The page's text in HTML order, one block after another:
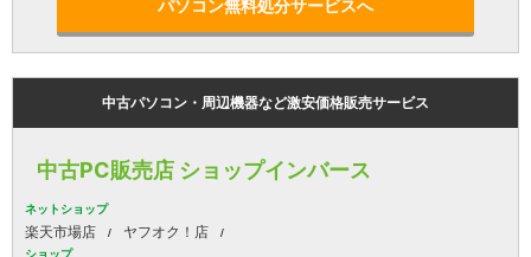
パソコン無料処分サービスへ
中古パソコン・周辺機器など激安価格販売サービス
中古PC販売店 ショップインバース
ネットショップ
楽天市場店 ヤフオク！店
ショップ